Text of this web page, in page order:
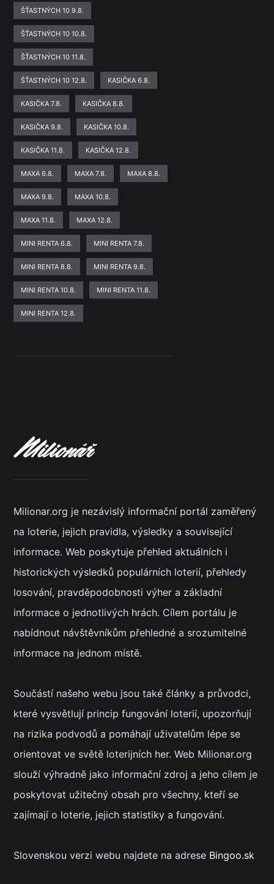
ŠŤASTNÝCH 10 9.8.
ŠŤASTNÝCH 10 10.8.
ŠŤASTNÝCH 10 11.8.
ŠŤASTNÝCH 10 12.8. KASIČKA 6.8.
KASIČKA 7.8. KASIČKA 8.8.
KASIČKA 9.8. KASIČKA 10.8.
KASIČKA 11.8. KASIČKA 12.8.
MAXA 6.8. MAXA 7.8. MAXA 8.8.
MAXA 9.8. MAXA 10.8.
MAXA 11.8. MAXA 12.8.
MINI RENTA 6.8. MINI RENTA 7.8.
MINI RENTA 8.8. MINI RENTA 9.8.
MINI RENTA 10.8. MINI RENTA 11.8.
MINI RENTA 12.8.
Milionar.org je nezávislý informační portál zaměřený
na loterie, jejich pravidla, výsledky a související
informace. Web poskytuje přehled aktuálních i
historických výsledků populárních loterií, přehledy
losování, pravděpodobnosti výher a základní
informace o jednotlivých hrách. Cílem portálu je
nabídnout návštěvníkům přehledné a srozumitelné
informace na jednom místě.
Součástí našeho webu jsou také články a průvodci,
které vysvětlují princip fungování loterií, upozorňují
na rizika podvodů a pomáhají uživatelům lépe se
orientovat ve světě loterijních her. Web Milionar.org
slouží výhradně jako informační zdroj a jeho cílem je
poskytovat užitečný obsah pro všechny, kteří se
zajímají o loterie, jejich statistiky a fungování.
Slovenskou verzi webu najdete na adrese Bingoo.sk